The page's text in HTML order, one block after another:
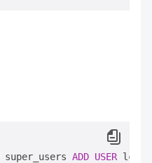
super_users ADD USER